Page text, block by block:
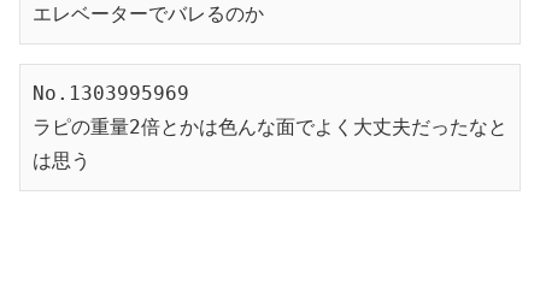
エレベーターでバレるのか
No.1303995969
ラピの重量2倍とかは色んな面でよく大丈夫だったなと
は思う